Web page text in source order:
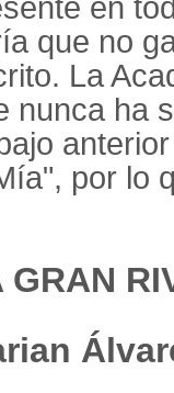
en
que no
La
nunca ha
por lo
GRAN